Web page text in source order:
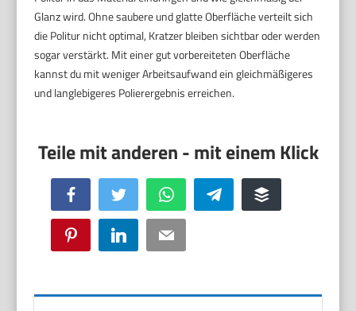
Glanz wird. Ohne saubere und glatte Oberfläche verteilt sich
die Politur nicht optimal, Kratzer bleiben sichtbar oder werden
sogar verstärkt. Mit einer gut vorbereiteten Oberfläche
kannst du mit weniger Arbeitsaufwand ein gleichmäßigeres
und langlebigeres Polierergebnis erreichen.
Facebook Twitter WhatsApp Telegram Buffer
Pinterest LinkedIn Email